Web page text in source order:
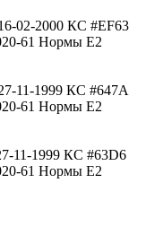
02-2000 КС #EF63
61 Нормы Е2
11-1999 КС #647A
61 Нормы Е2
11-1999 КС #63D6
61 Нормы Е2